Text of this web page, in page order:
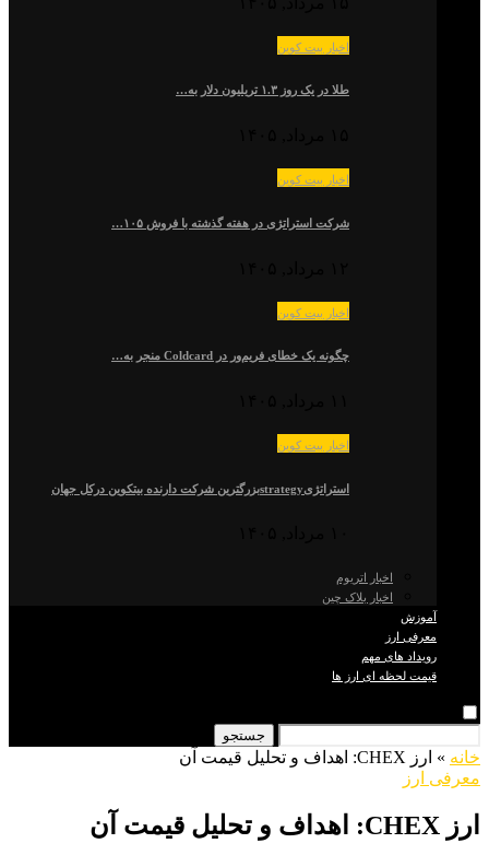
اخبار بیت کوین
طلا در یک روز ۱.۳ تریلیون دلار به…
اخبار بیت کوین
شرکت استراتژی در هفته گذشته با فروش ۱۰۵…
اخبار بیت کوین
چگونه یک خطای فریم‌ور در Coldcard منجر به…
اخبار بیت کوین
استراتژیstrategyبزرگترین شرکت دارنده بیتکوین درکل جهان
اخبار اتریوم
اخبار بلاک چین
آموزش
معرفی ارز
رویداد های مهم
قیمت لحظه ای ارز ها
جستجو
خانه » ارز CHEX: اهداف و تحلیل قیمت آن
معرفی ارز
ارز CHEX: اهداف و تحلیل قیمت آن